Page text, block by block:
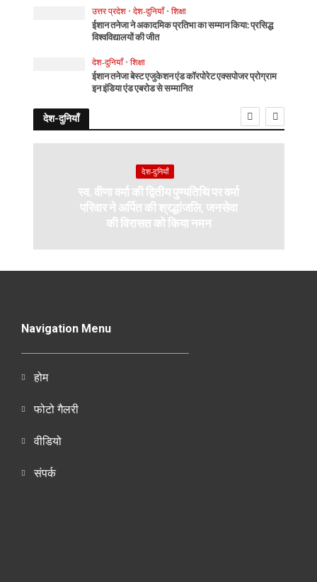
उत्तर प्रदेश • देश-दुनियाँ • शिक्षा
ईशान तनेजा ने अकादमिक प्रतिभा का सम्मान किया: प्रसिद्ध
विश्वविद्यालयों की जीत
देश-दुनियाँ • शिक्षा
ईशान तनेजा बेस्ट एजुकेशन एंड कॉरपोरेट एक्सपोजर प्रोग्राम
इन इंडिया एंड एबरोड से सम्मानित
देश-दुनियाँ
देश-दुनियाँ
स्व. वीणा वर्मा की द्वितीय पुण्यतिथि पर वर्मा
परिवार ने अर्पित की श्रद्धांजलि, जनसेवा
की विरासत को किया नमन
Navigation Menu
होम
फोटो गैलरी
वीडियो
संपर्क